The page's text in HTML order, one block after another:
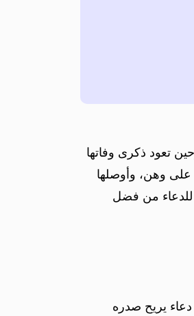
تعود ذكرى وفاتها
على وهن، وأوصلها
للدعاء من فضل
دعاء يريح صدره